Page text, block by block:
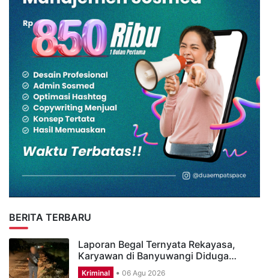
BERITA TERBARU
Laporan Begal Ternyata Rekayasa,
Karyawan di Banyuwangi Diduga…
Kriminal 06 Agu 2026